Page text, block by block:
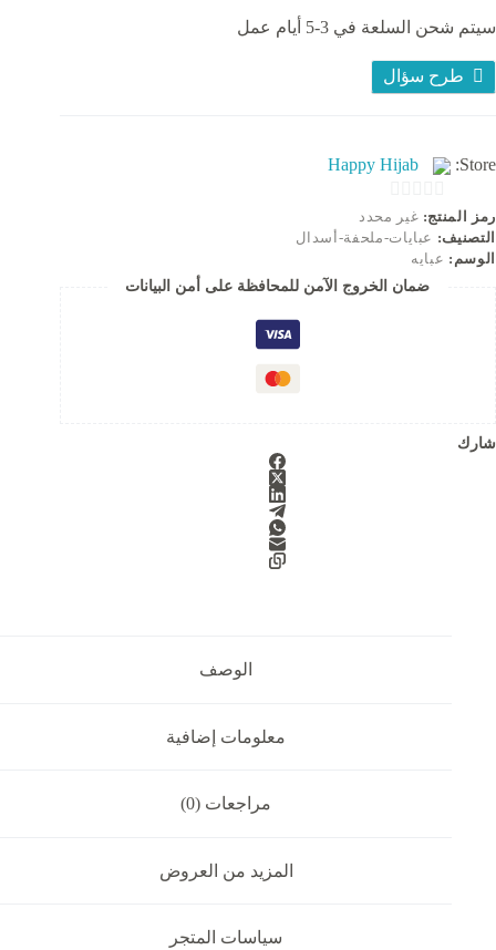
حتي
كيلو
سيتم شحن السلعة في 3-5 أيام عمل
طرح سؤال
Store:
Happy Hijab
0
o
رمز المنتج: غير محدد
التصنيف: عبايات-ملحفة-أسدال
الوسم: عبايه
ضمان الخروج الآمن للمحافظة على أمن البيانات
شارك
الوصف
معلومات إضافية
مراجعات (0)
المزيد من العروض
سياسات المتجر